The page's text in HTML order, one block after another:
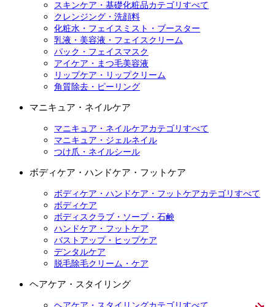
スキンケア・基礎化粧品カテゴリすべて
クレンジング・洗顔料
化粧水・フェイスミスト・ブースター
乳液・美容液・フェイスクリーム
パック・フェイスマスク
アイケア・まつ毛美容液
リップケア・リップクリーム
角質除去・ピーリング
マニキュア・ネイルケア
マニキュア・ネイルケアカテゴリすべて
マニキュア・ジェルネイル
つけ爪・ネイルシール
ボディケア・ハンドケア・フットケア
ボディケア・ハンドケア・フットケアカテゴリすべて
ボディケア
ボディスクラブ・ソープ・石鹸
ハンドケア・フットケア
バストアップ・ヒップケア
デンタルケア
脱毛除毛クリーム・ケア
ヘアケア・スタイリング